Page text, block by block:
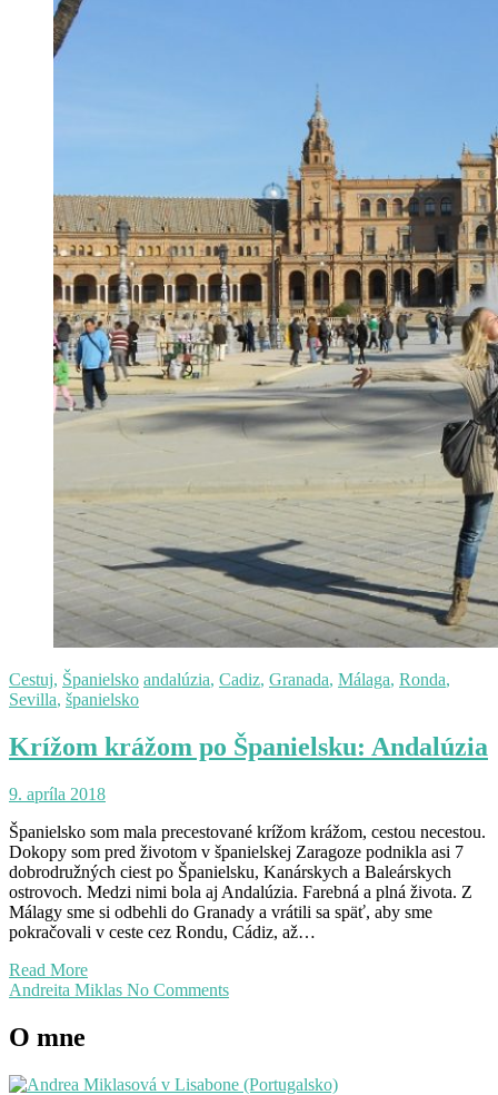
Cestuj, Španielsko andalúzia, Cadiz, Granada, Málaga, Ronda,
Sevilla, španielsko
Krížom krážom po Španielsku: Andalúzia
9. apríla 2018
Španielsko som mala precestované krížom krážom, cestou necestou.
Dokopy som pred životom v španielskej Zaragoze podnikla asi 7
dobrodružných ciest po Španielsku, Kanárskych a Baleárskych
ostrovoch. Medzi nimi bola aj Andalúzia. Farebná a plná života. Z
Málagy sme si odbehli do Granady a vrátili sa späť, aby sme
pokračovali v ceste cez Rondu, Cádiz, až…
Read More
Andreita Miklas No Comments
O mne